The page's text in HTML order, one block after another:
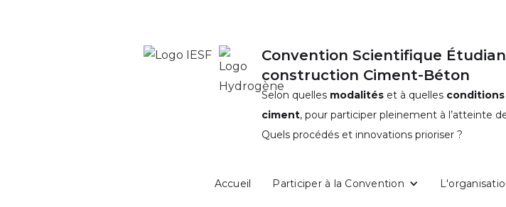
Convention Scientifique
construction Ciment-Béton
Selon quelles modalités et à quelles conditions
ciment, pour participer pleinement à l’atteinte
Quels procédés et innovations prioriser ?
Accueil Participer à la Convention